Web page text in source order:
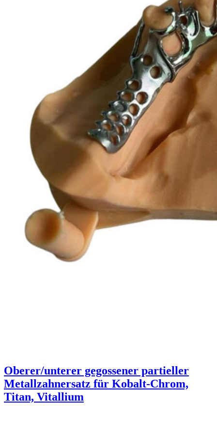
Oberer/unterer gegossener partieller
Metallzahnersatz für Kobalt-Chrom,
Titan, Vitallium